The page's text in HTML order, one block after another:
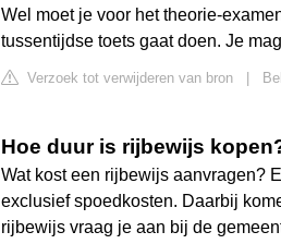
Wel moet je voor het theorie-
tussentijdse toets gaat doen. Je
Verzoek tot verwijderen van bron
Hoe duur is rijbewijs
Wat kost een rijbewijs aanvragen?
exclusief spoedkosten. Daarbij
rijbewijs vraag je aan bij de